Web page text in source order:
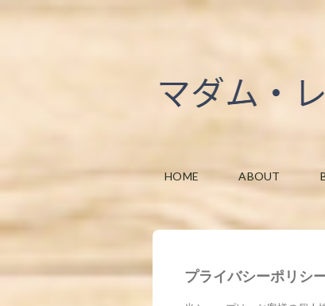
HOME ABOUT
プライバシーポリシ